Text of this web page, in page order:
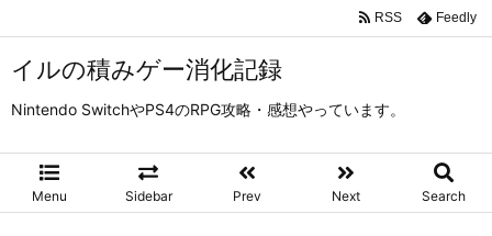
イルの積みゲー消化記録
Nintendo SwitchやPS4のRPG攻略・感想やっています。
Menu Sidebar Prev Next Search
RSS Feedly